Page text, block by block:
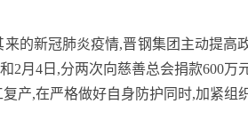
的新冠肺炎疫情,晋钢集团主动提高
2月4日,分两次向慈善总会捐款600万
产,在严格做好自身防护同时,加紧组